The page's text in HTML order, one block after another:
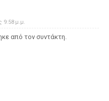
9:58 μ.μ.
από τον συντάκτη.